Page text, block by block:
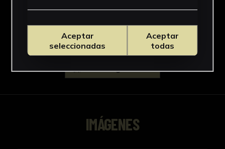
Ver más
Descargar Ficha
IMÁGENES
Aceptar
seleccionadas
Aceptar
todas